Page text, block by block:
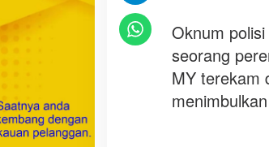
Oknum
seorang
MY terekam